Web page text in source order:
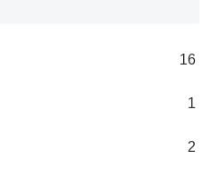
16
1
2